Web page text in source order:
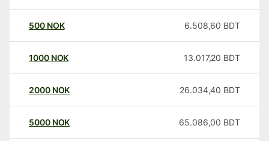
500 NOK 6.508,60 BDT
1000 NOK 13.017,20 BDT
2000 NOK 26.034,40 BDT
5000 NOK 65.086,00 BDT